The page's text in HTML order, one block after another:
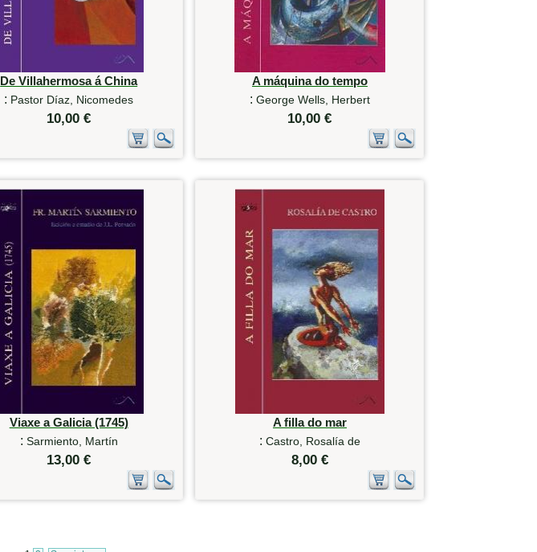
De Villahermosa á China
: Pastor Díaz, Nicomedes
10,00 €
A máquina do tempo
: George Wells, Herbert
10,00 €
Viaxe a Galicia (1745)
: Sarmiento, Martín
13,00 €
A filla do mar
: Castro, Rosalía de
8,00 €